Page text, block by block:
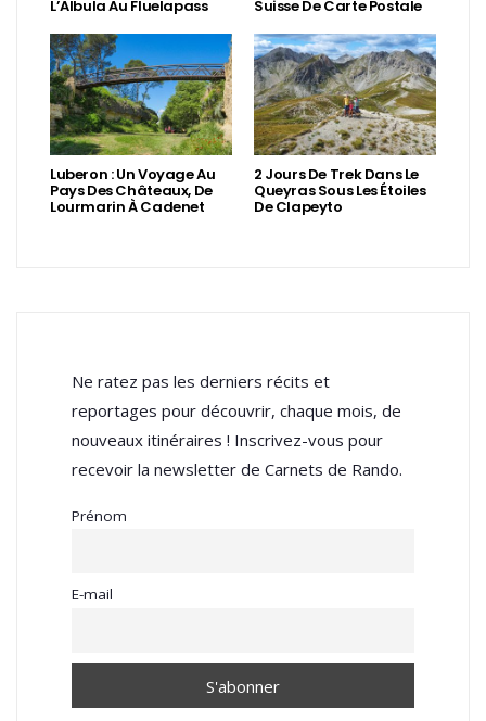
L’Albula Au Fluelapass Suisse De Carte Postale
Luberon : Un Voyage Au
Pays Des Châteaux, De
Lourmarin À Cadenet
2 Jours De Trek Dans Le
Queyras Sous Les Étoiles
De Clapeyto
Ne ratez pas les derniers récits et
reportages pour découvrir, chaque mois, de
nouveaux itinéraires ! Inscrivez-vous pour
recevoir la newsletter de Carnets de Rando.
Prénom
E-mail